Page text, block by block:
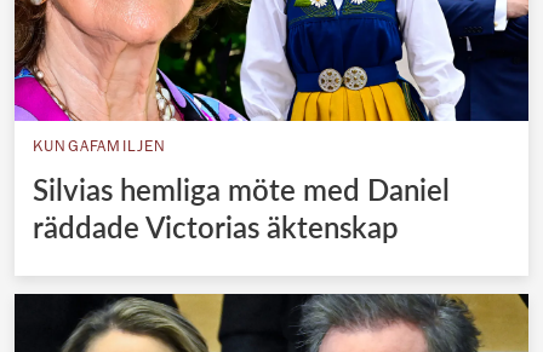
KUNGAFAMILJEN
Silvias hemliga möte med Daniel
räddade Victorias äktenskap